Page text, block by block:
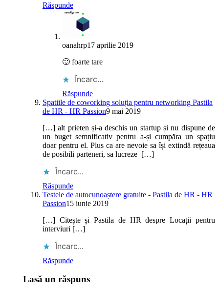
Răspunde
oanahrp17 aprilie 2019
🙂 foarte tare
Încarc...
Răspunde
Spatiile de coworking soluția pentru networking Pastila
de HR - HR Passion9 mai 2019
[…] alt prieten și-a deschis un startup și nu dispune de
un buget semnificativ pentru a-și cumpăra un spațiu
doar pentru el. Plus ca are nevoie sa își extindă rețeaua
de posibili parteneri, sa lucreze […]
Încarc...
Răspunde
Testele de autocunoaștere gratuite - Pastila de HR - HR
Passion15 iunie 2019
[…] Citește și Pastila de HR despre Locații pentru
interviuri […]
Încarc...
Răspunde
Lasă un răspuns